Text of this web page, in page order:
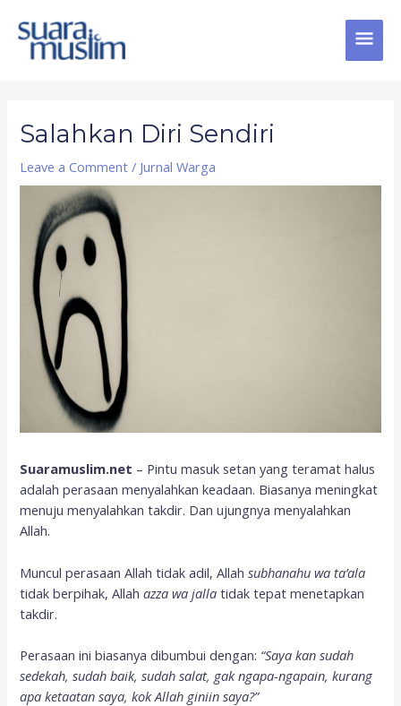
content
Salahkan Diri Sendiri
Leave a Comment / Jurnal Warga
Suaramuslim.net – Pintu masuk setan yang teramat halus
adalah perasaan menyalahkan keadaan. Biasanya meningkat
menuju menyalahkan takdir. Dan ujungnya menyalahkan
Allah.
Muncul perasaan Allah tidak adil, Allah subhanahu wa ta’ala
tidak berpihak, Allahazza wa jalla tidak tepat menetapkan
takdir.
Perasaan ini biasanya dibumbui dengan: “Saya kan sudah
sedekah, sudah baik, sudah salat, gak ngapa-ngapain, kurang
apa ketaatan saya, kok Allah giniin saya?”